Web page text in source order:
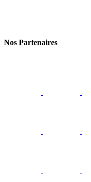
Nos Partenaires